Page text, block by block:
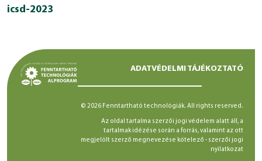
icsd-2023
ADATVÉDELMI TÁJÉKOZTATÓ
© 2026 Fenntartható technológiák. All rights reserved.
Az oldal tartalma szerzői jogi védelem alatt áll, a
tartalmak idézése során a forrás, valamint az ott
megjelölt szerző megnevezése kötelező - szerzői jogi
nyilatkozat